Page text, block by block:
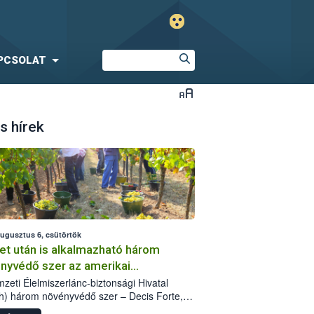
hírek
6, csütörtök
után is alkalmazható három
szer az amerikai
ellen
Élelmiszerlánc-biztonsági Hivatal
három növényvédő szer – Decis Forte,
24 EW, Oroganic – engedélyokiratát